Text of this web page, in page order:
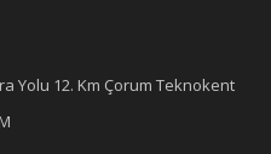
Yolu 12. Km Çorum Teknokent